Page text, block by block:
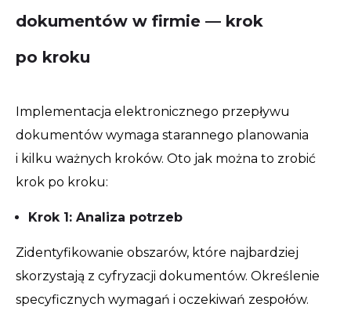
dokumentów w firmie — krok
po kroku
Implementacja elektronicznego przepływu
dokumentów wymaga starannego planowania
i kilku ważnych kroków. Oto jak można to zrobić
krok po kroku:
Krok 1: Analiza potrzeb
Zidentyfikowanie obszarów, które najbardziej
skorzystają z cyfryzacji dokumentów. Określenie
specyficznych wymagań i oczekiwań zespołów.